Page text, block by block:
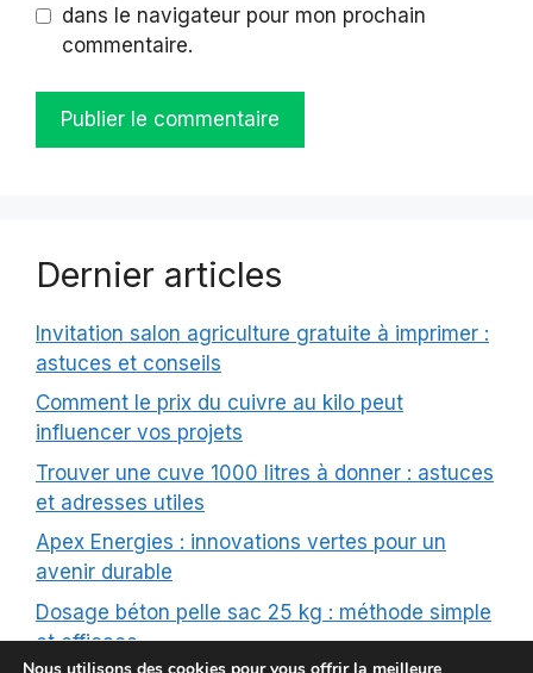
dans le navigateur pour mon prochain
commentaire.
Dernier articles
Invitation salon agriculture gratuite à imprimer :
astuces et conseils
Comment le prix du cuivre au kilo peut
influencer vos projets
Trouver une cuve 1000 litres à donner : astuces
et adresses utiles
Apex Energies : innovations vertes pour un
avenir durable
Dosage béton pelle sac 25 kg : méthode simple
et efficace